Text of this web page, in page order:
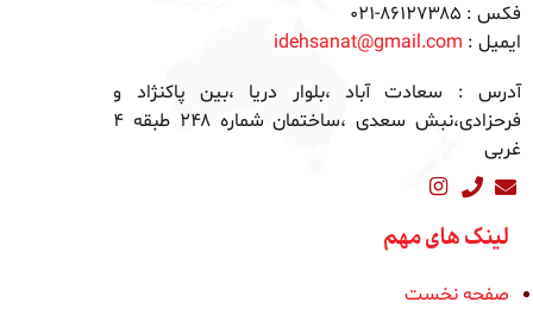
فکس : ۸۶۱۲۷۳۸۵-۰۲۱
ایمیل : idehsanat@gmail.com
آدرس : سعادت آباد ،بلوار دریا ،بین پاکنژاد و
فرحزادی،نبش سعدی ،ساختمان شماره ۲۴۸ طبقه ۴
غربی
لینک های مهم
صفحه نخست